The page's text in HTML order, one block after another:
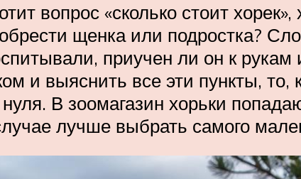
вопрос «сколько стоит
щенка или подростка?
приучен ли он к рукам
и выяснить все эти пункты, то,
В зоомагазин хорьки
лучше выбрать самого